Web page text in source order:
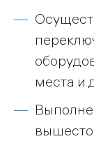
места и